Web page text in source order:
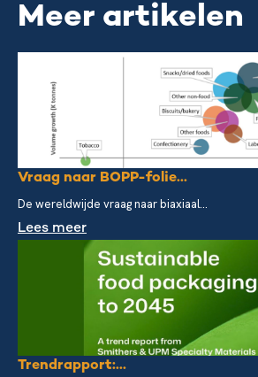
Meer artikelen
Vraag naar BOPP-folie...
De wereldwijde vraag naar biaxiaal...
Lees meer
Trendrapport:...